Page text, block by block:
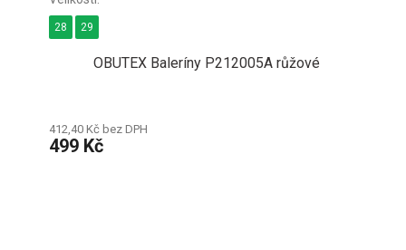
OBUTEX Baleríny P212005A růžové
412,40 Kč bez DPH
499 Kč
28 29